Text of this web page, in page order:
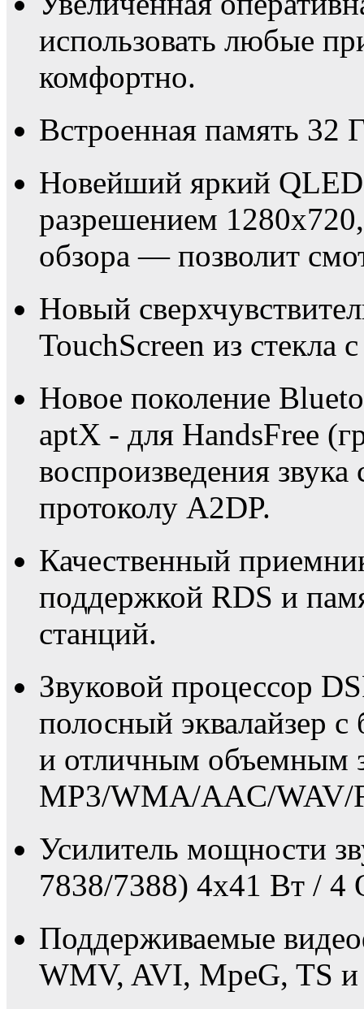
использовать любые
комфортно.
Встроенная память 32
Новейший яркий
разрешением
обзора — позволит
Новый
TouchScreen из стекла
Новое поколение
aptX - для HandsFree
воспроизведения
протоколу A2DP.
Качественный
поддержкой RDS и
станций.
Звуковой процессор
полосный эквалайзер
и отличным объемным
MP3/WMA/AAC/WAV/
Усилитель мощности
7838/7388) 4x41 Вт / 4
Поддерживаемые
WMV, AVI, MpeG, TS и